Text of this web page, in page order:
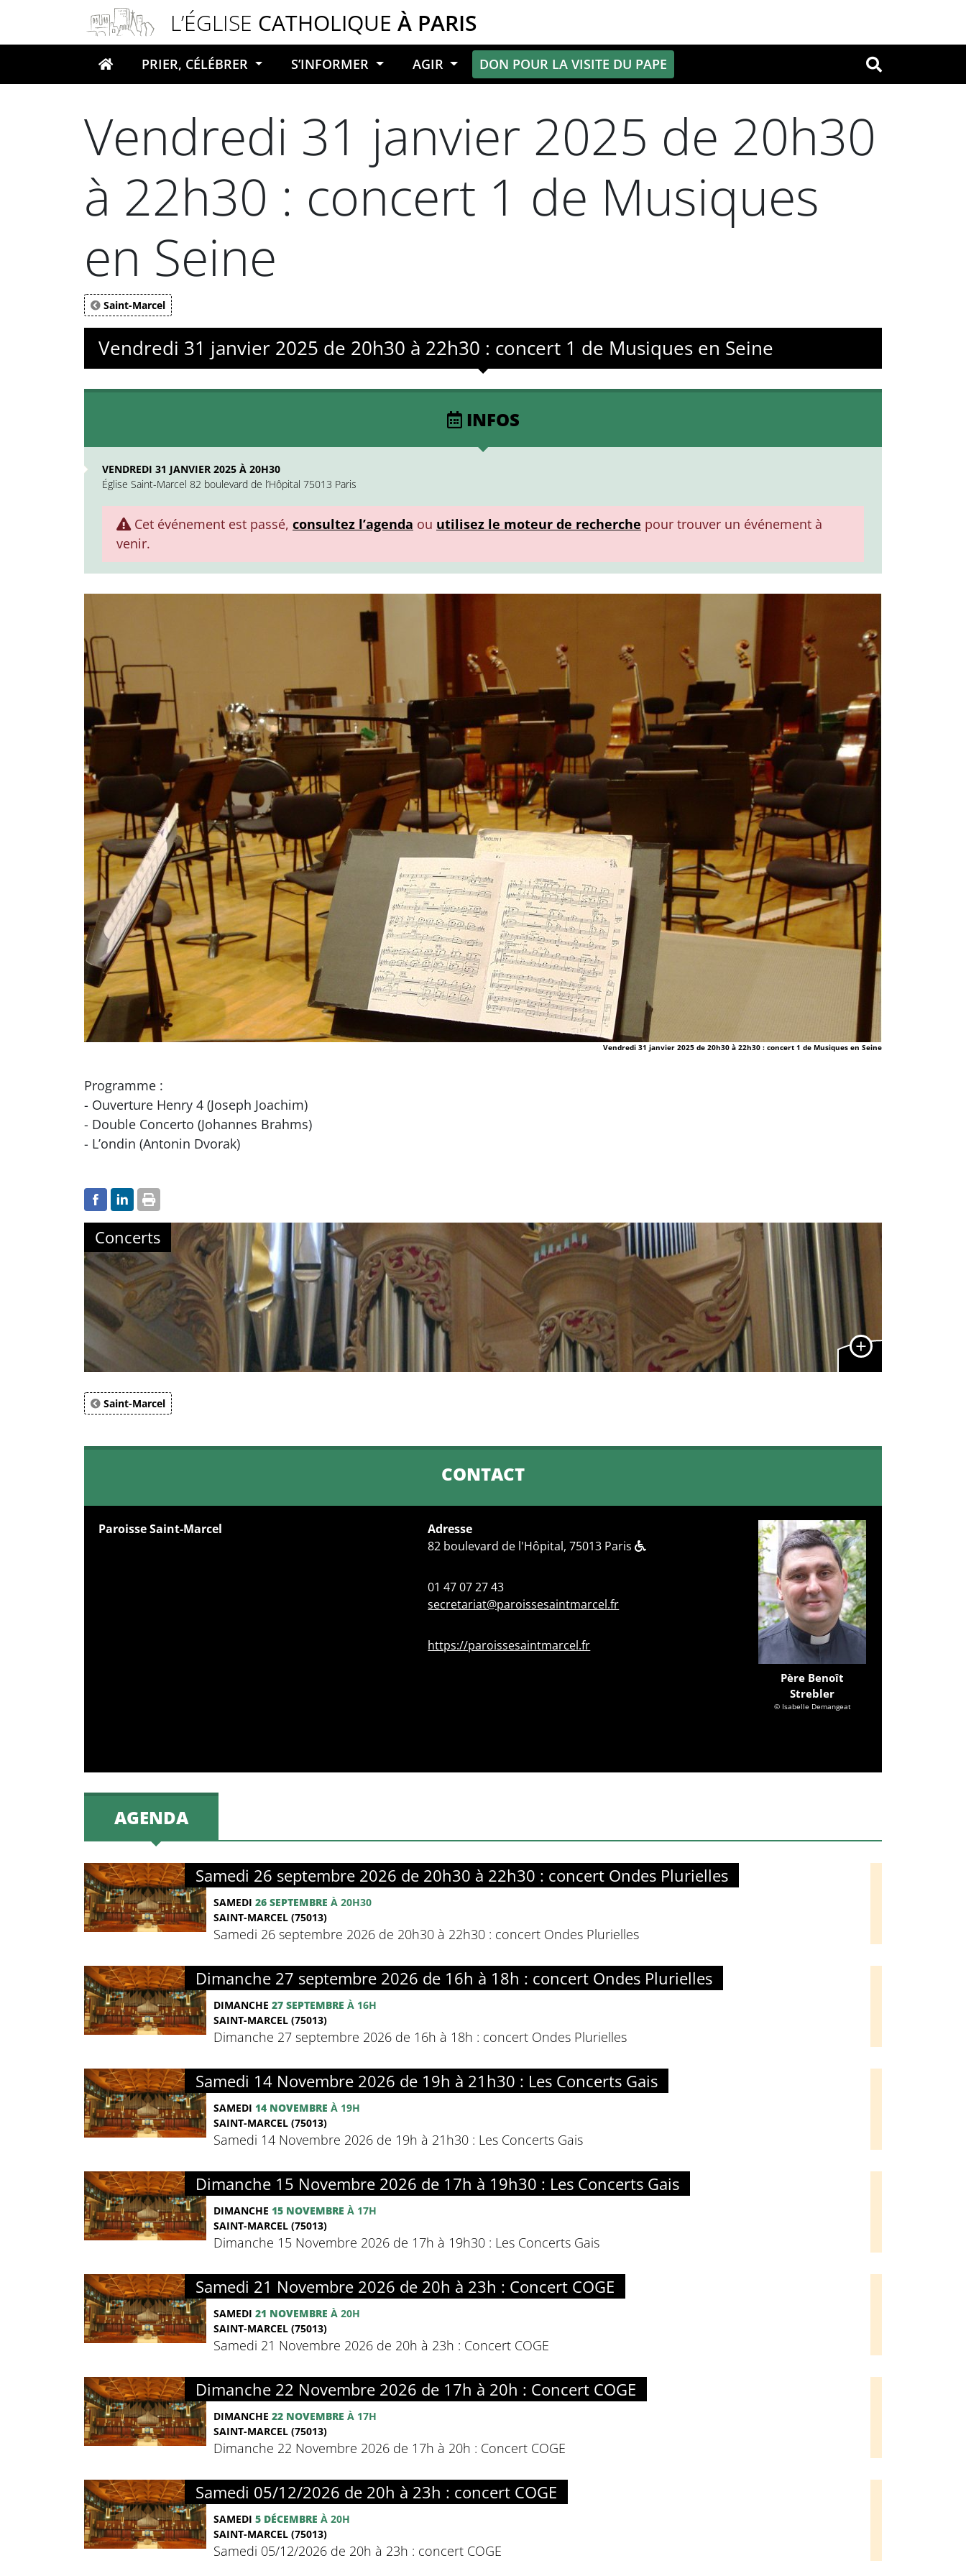
L’ÉGLISE CATHOLIQUE À PARIS
Votre recherche OK
PRIER, CÉLÉBRER S’INFORMER AGIR DON POUR LA VISITE DU PAPE
Vendredi 31 janvier 2025 de 20h30
à 22h30 : concert 1 de Musiques
en Seine
Saint-Marcel
Vendredi 31 janvier 2025 de 20h30 à 22h30 : concert 1 de Musiques en Seine
INFOS
VENDREDI 31 JANVIER 2025 À 20H30
Église Saint-Marcel 82 boulevard de l’Hôpital 75013 Paris
Cet événement est passé, consultez l’agenda ou utilisez le moteur de recherche pour trouver un événement à
venir.
Vendredi 31 janvier 2025 de 20h30 à 22h30 : concert 1 de Musiques en Seine
Programme :
- Ouverture Henry 4 (Joseph Joachim)
- Double Concerto (Johannes Brahms)
- L’ondin (Antonin Dvorak)
Concerts
Saint-Marcel
CONTACT
Paroisse Saint-Marcel
Adresse
82 boulevard de l'Hôpital, 75013 Paris
01 47 07 27 43
secretariat@paroissesaintmarcel.fr
https://paroissesaintmarcel.fr
Père Benoît
Strebler
© Isabelle Demangeat
AGENDA
Samedi 26 septembre 2026 de 20h30 à 22h30 : concert Ondes Plurielles
SAMEDI 26 SEPTEMBRE À 20H30
SAINT-MARCEL (75013)
Samedi 26 septembre 2026 de 20h30 à 22h30 : concert Ondes Plurielles
Dimanche 27 septembre 2026 de 16h à 18h : concert Ondes Plurielles
DIMANCHE 27 SEPTEMBRE À 16H
SAINT-MARCEL (75013)
Dimanche 27 septembre 2026 de 16h à 18h : concert Ondes Plurielles
Samedi 14 Novembre 2026 de 19h à 21h30 : Les Concerts Gais
SAMEDI 14 NOVEMBRE À 19H
SAINT-MARCEL (75013)
Samedi 14 Novembre 2026 de 19h à 21h30 : Les Concerts Gais
Dimanche 15 Novembre 2026 de 17h à 19h30 : Les Concerts Gais
DIMANCHE 15 NOVEMBRE À 17H
SAINT-MARCEL (75013)
Dimanche 15 Novembre 2026 de 17h à 19h30 : Les Concerts Gais
Samedi 21 Novembre 2026 de 20h à 23h : Concert COGE
SAMEDI 21 NOVEMBRE À 20H
SAINT-MARCEL (75013)
Samedi 21 Novembre 2026 de 20h à 23h : Concert COGE
Dimanche 22 Novembre 2026 de 17h à 20h : Concert COGE
DIMANCHE 22 NOVEMBRE À 17H
SAINT-MARCEL (75013)
Dimanche 22 Novembre 2026 de 17h à 20h : Concert COGE
Samedi 05/12/2026 de 20h à 23h : concert COGE
SAMEDI 5 DÉCEMBRE À 20H
SAINT-MARCEL (75013)
Samedi 05/12/2026 de 20h à 23h : concert COGE
Panneau de gestion des cookies